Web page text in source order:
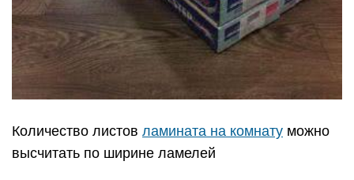
Количество листов ламината на комнату можно
высчитать по ширине ламелей